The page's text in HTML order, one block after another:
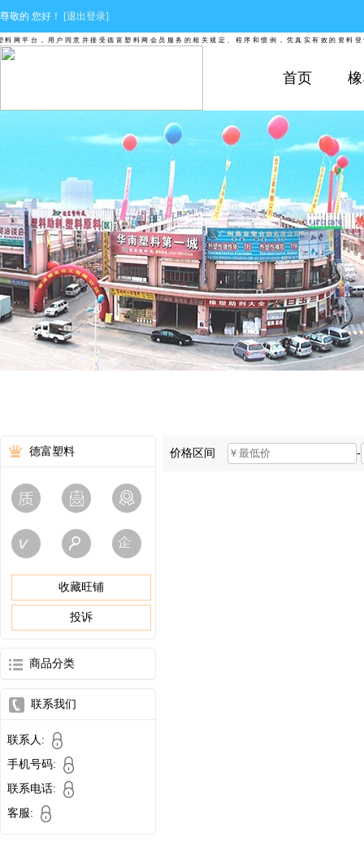
尊敬的 您好！ [退出登录]
，用户同意并接受德富塑料网会员服务的相关规定、程序和惯例，凭真实有效的资料登记
首页
德富塑料
收藏旺铺
投诉
商品分类
联系我们
联系人:
手机号码:
联系电话:
客服:
价格区间 -